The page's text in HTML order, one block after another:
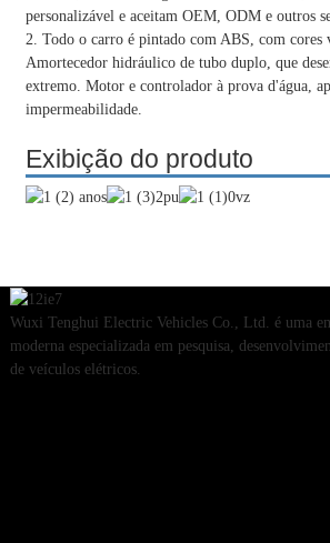
personalizável e aceitam OEM, ODM e outros
2. Todo o carro é pintado com ABS, com cores
Amortecedor hidráulico de tubo duplo, que
extremo. Motor e controlador à prova d'água,
impermeabilidade.
Exibição do produto
Wuxi Tenghui Electric Vehicles Co., Ltd. é uma
moderna especializada em pesquisa,
de veículos elétricos.